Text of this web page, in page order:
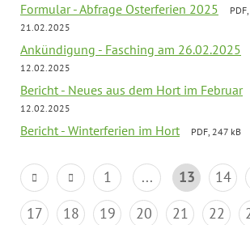
Formular - Abfrage Osterferien 2025
21.02.2025
Ankündigung - Fasching am 26.02.2025
12.02.2025
Bericht - Neues aus dem Hort im Februar
12.02.2025
Bericht - Winterferien im Hort PDF, 247 kB
1 ... 13 14
17
18 19 20 21 22